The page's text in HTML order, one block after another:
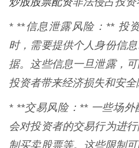
* **信息泄露风险：** 投
时，需要提供个人身份信
据。这些信息一旦泄露，
投资者带来经济损失和安全
* **交易风险：** 一些场外
会对投资者的交易行为进
制买卖股票等。这些限制